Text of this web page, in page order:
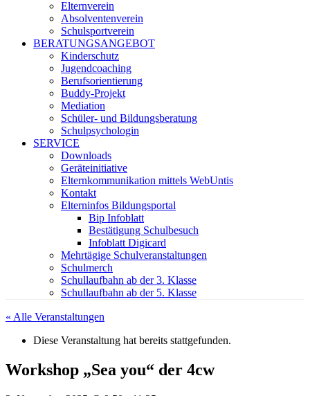
Elternverein
Absolventenverein
Schulsportverein
BERATUNGSANGEBOT
Kinderschutz
Jugendcoaching
Berufsorientierung
Buddy-Projekt
Mediation
Schüler- und Bildungsberatung
Schulpsychologin
SERVICE
Downloads
Geräteinitiative
Elternkommunikation mittels WebUntis
Kontakt
Elterninfos Bildungsportal
Bip Infoblatt
Bestätigung Schulbesuch
Infoblatt Digicard
Mehrtägige Schulveranstaltungen
Schulmerch
Schullaufbahn ab der 3. Klasse
Schullaufbahn ab der 5. Klasse
« Alle Veranstaltungen
Diese Veranstaltung hat bereits stattgefunden.
Workshop „Sea you“ der 4cw